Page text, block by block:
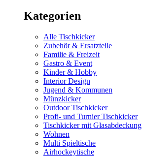
Kategorien
Alle Tischkicker
Zubehör & Ersatzteile
Familie & Freizeit
Gastro & Event
Kinder & Hobby
Interior Design
Jugend & Kommunen
Münzkicker
Outdoor Tischkicker
Profi- und Turnier Tischkicker
Tischkicker mit Glasabdeckung
Wohnen
Multi Spieltische
Airhockeytische